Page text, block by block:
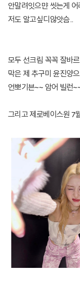
안말려잇으먄 씻는게 어
저도 알고싶디않앗슴..
모두 선크림 꼭꼭 잘바
막은 제 추구미 윤진양
언뽀기븐~~ 암어 빌런
그리고 제로베이스원 7